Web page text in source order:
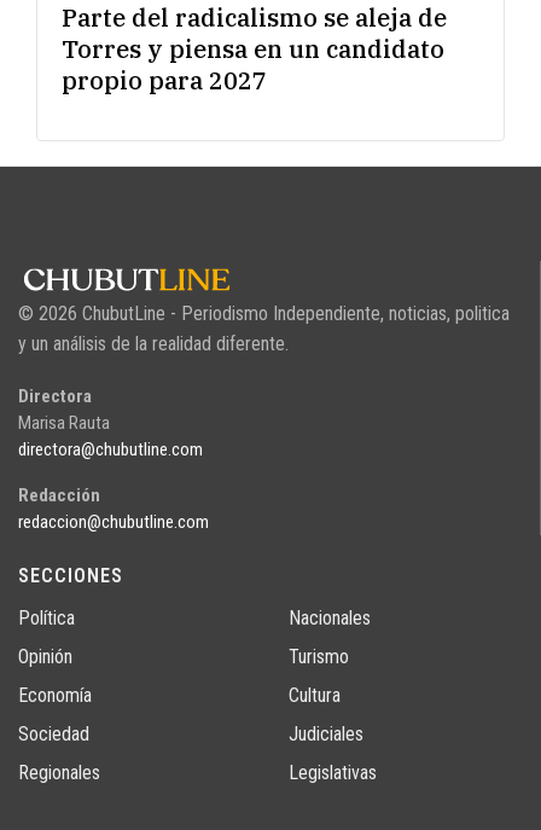
Parte del radicalismo se aleja de
Torres y piensa en un candidato
propio para 2027
© 2026 ChubutLine - Periodismo Independiente, noticias, politica
y un análisis de la realidad diferente.
Directora
Marisa Rauta
directora@chubutline.com
Redacción
redaccion@chubutline.com
SECCIONES
Política
Opinión
Economía
Sociedad
Regionales
Nacionales
Turismo
Cultura
Judiciales
Legislativas